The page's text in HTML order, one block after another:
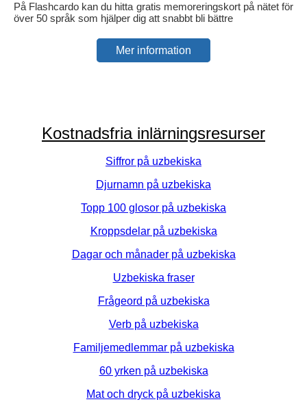
På Flashcardo kan du hitta gratis memoreringskort på nätet för
över 50 språk som hjälper dig att snabbt bli bättre
Mer information
Kostnadsfria inlärningsresurser
Siffror på uzbekiska
Djurnamn på uzbekiska
Topp 100 glosor på uzbekiska
Kroppsdelar på uzbekiska
Dagar och månader på uzbekiska
Uzbekiska fraser
Frågeord på uzbekiska
Verb på uzbekiska
Familjemedlemmar på uzbekiska
60 yrken på uzbekiska
Mat och dryck på uzbekiska